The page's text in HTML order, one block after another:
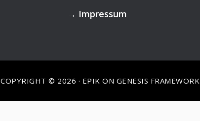
→ Impressum
COPYRIGHT © 2026 · EPIK ON GENESIS FRAMEWORK